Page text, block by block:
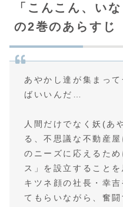
「こんこん、い
の2巻のあらすじ
あやかし達が集まっ
ばいいんだ…
人間だけでなく妖(あ
る、不思議な不動産
のニーズに応えるた
ス」を設立することを
キツネ顔の社長・幸
てもらいながら、奮